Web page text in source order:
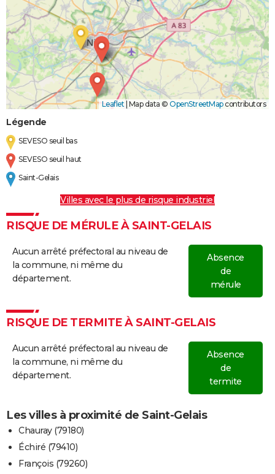
Leaflet Map data © OpenStreetMapcontributors
Légende
SEVESO seuil bas
SEVESO seuil haut
Saint-Gelais
Villes avec le plus de risque industriel
RISQUE DE MÉRULE À SAINT-GELAIS
Aucun arrêté préfectoral au niveau de
la commune, ni même du
département.
Absence
de
mérule
RISQUE DE TERMITE À SAINT-GELAIS
Aucun arrêté préfectoral au niveau de
la commune, ni même du
département.
Absence
de
termite
Les villes à proximité de Saint-Gelais
Chauray (79180)
Échiré (79410)
François (79260)